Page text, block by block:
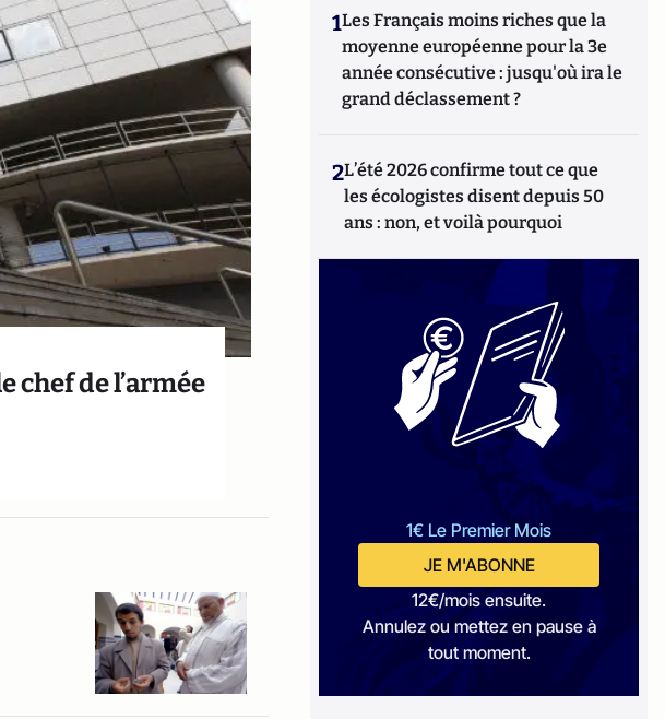
chef de l’armée
1Les Français moins riches que la
moyenne européenne pour la 3e
année consécutive : jusqu'où ira le
grand déclassement ?
2L’été 2026 confirme tout ce que
les écologistes disent depuis 50
ans : non, et voilà pourquoi
1€ Le Premier Mois
JE M'ABONNE
12€/mois ensuite.
Annulez ou mettez en pause à
tout moment.